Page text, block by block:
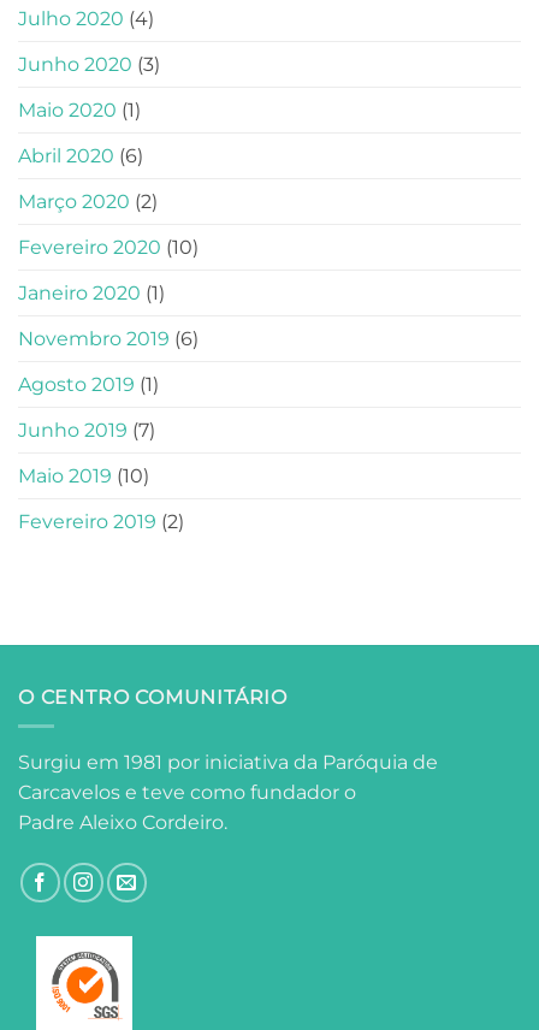
Julho 2020 (4)
Junho 2020 (3)
Maio 2020 (1)
Abril 2020 (6)
Março 2020 (2)
Fevereiro 2020 (10)
Janeiro 2020 (1)
Novembro 2019 (6)
Agosto 2019 (1)
Junho 2019 (7)
Maio 2019 (10)
Fevereiro 2019 (2)
O CENTRO COMUNITÁRIO
Surgiu em 1981 por iniciativa da Paróquia de
Carcavelos e teve como fundador o
Padre Aleixo Cordeiro.